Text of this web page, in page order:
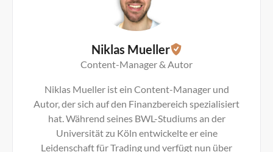
Niklas Mueller
Content-Manager & Autor
Niklas Mueller ist ein Content-Manager und
Autor, der sich auf den Finanzbereich spezialisiert
hat. Während seines BWL-Studiums an der
Universität zu Köln entwickelte er eine
Leidenschaft für Trading und verfügt nun über